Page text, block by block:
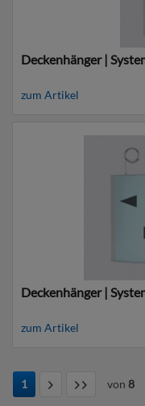
Deckenhänger |
zum Artikel
Deckenhänger |
zum Artikel
1 von 8